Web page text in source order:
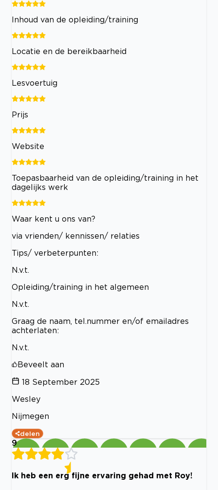
Inhoud van de opleiding/training
Locatie en de bereikbaarheid
Lesvoertuig
Prijs
Website
Toepasbaarheid van de opleiding/training in het
dagelijks werk
Waar kent u ons van?
via vrienden/ kennissen/ relaties
Tips/ verbeterpunten:
N.v.t.
Opleiding/training in het algemeen
N.v.t.
Graag de naam, tel.nummer en/of emailadres
achterlaten:
N.v.t.
Beveelt aan
18 September 2025
Wesley
Nijmegen
delen
9
Ik heb een erg fijne ervaring gehad met Roy!